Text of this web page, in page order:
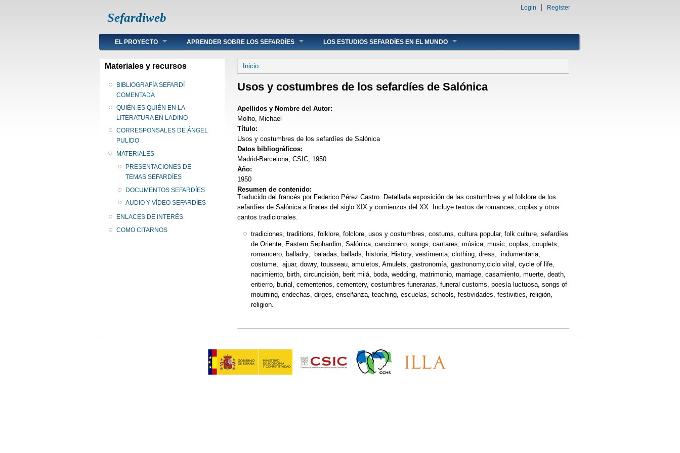
Sefardiweb
Login Register
Main menu
EL PROYECTO APRENDER SOBRE LOS SEFARDÍES LOS ESTUDIOS SEFARDÍES EN EL MUNDO
Materiales y recursos
BIBLIOGRAFÍA SEFARDÍ
COMENTADA
QUIÉN ES QUIÉN EN LA
LITERATURA EN LADINO
CORRESPONSALES DE ÁNGEL
PULIDO
MATERIALES
PRESENTACIONES DE
TEMAS SEFARDÍES
DOCUMENTOS SEFARDÍES
AUDIO Y VÍDEO SEFARDÍES
ENLACES DE INTERÉS
COMO CITARNOS
Se encuentra usted aquí
Inicio
Usos y costumbres de los sefardíes de Salónica
Apellidos y Nombre del Autor:
Molho, Michael
Título:
Usos y costumbres de los sefardíes de Salónica
Datos bibliográficos:
Madrid-Barcelona, CSIC, 1950.
Año:
1950
Resumen de contenido:
Traducido del francés por Federico Pérez Castro. Detallada exposición de las costumbres y el folklore de los
sefardíes de Salónica a finales del siglo XIX y comienzos del XX. Incluye textos de romances, coplas y otros
cantos tradicionales.
tradiciones, traditions, folklore, folclore, usos y costumbres, costums, cultura popular, folk culture, sefardíes
de Oriente, Eastern Sephardim, Salónica, cancionero, songs, cantares, música, music, coplas, couplets,
romancero, balladry, baladas, ballads, historia, History, vestimenta, clothing, dress, indumentaria,
costume, ajuar, dowry, tousseau, amuletos, Amulets, gastronomía, gastronomy,ciclo vital, cycle of life,
nacimiento, birth, circuncisión, berit milá, boda, wedding, matrimonio, marriage, casamiento, muerte, death,
entierro, burial, cementerios, cementery, costumbres funerarias, funeral customs, poesía luctuosa, songs of
mourning, endechas, dirges, enseñanza, teaching, escuelas, schools, festividades, festivities, religión,
religion.